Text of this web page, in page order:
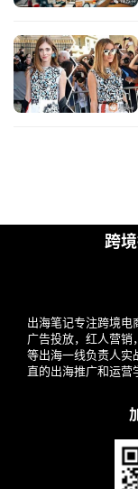
案
例
拆
手
干
货
精
跨
出海笔记专注跨境电
广告投放，红人营销
等出海一线负责人实
直的出海推广和运营